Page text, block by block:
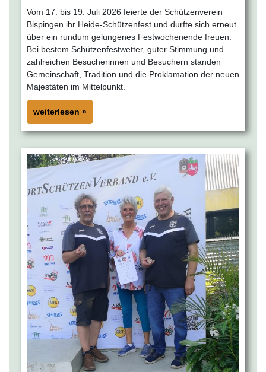
Vom 17. bis 19. Juli 2026 feierte der Schützenverein
Bispingen ihr Heide-Schützenfest und durfte sich erneut
über ein rundum gelungenes Festwochenende freuen.
Bei bestem Schützenfestwetter, guter Stimmung und
zahlreichen Besucherinnen und Besuchern standen
Gemeinschaft, Tradition und die Proklamation der neuen
Majestäten im Mittelpunkt.
weiterlesen »